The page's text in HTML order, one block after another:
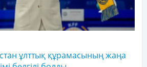
ұлттық құрамасының жаңа